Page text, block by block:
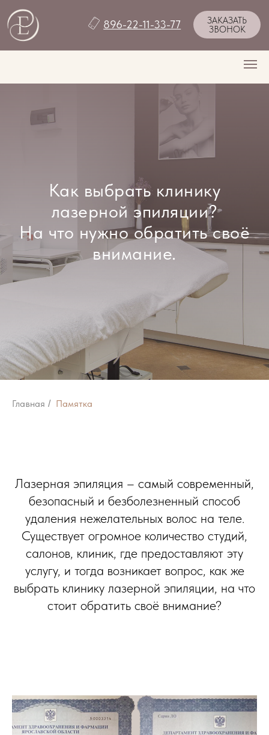
ЗВОНОК
896-22-11-33-77
Как выбрать клинику
лазерной эпиляции?
На что нужно обратить своё
внимание.
Главная / Памятка
Лазерная эпиляция – самый современный,
безопасный и безболезненный способ
удаления нежелательных волос на теле.
Существует огромное количество студий,
салонов, клиник, где предоставляют эту
услугу, и тогда возникает вопрос, как же
выбрать клинику лазерной эпиляции, на что
стоит обратить своё внимание?